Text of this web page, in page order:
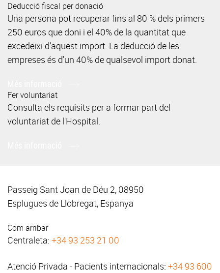
Deducció fiscal per donació
Una persona pot recuperar fins al 80 % dels primers
250 euros que doni i el 40% de la quantitat que
excedeixi d'aquest import. La deducció de les
empreses és d'un 40% de qualsevol import donat.
Fer voluntariat
Consulta els requisits per a formar part del
voluntariat de l'Hospital.
Passeig Sant Joan de Déu 2, 08950
Esplugues de Llobregat, Espanya
Com arribar
Centraleta: +34 93 253 21 00
Atenció Privada - Pacients internacionals: +34 93 600